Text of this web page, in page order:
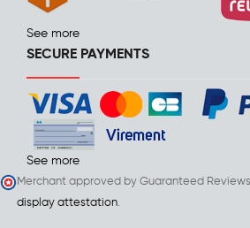
See more
SECURE PAYMENTS
See more
Merchant approved by Guaranteed
display attestation.